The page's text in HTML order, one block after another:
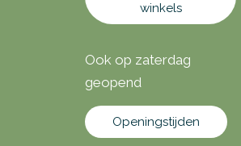
winkels
Ook op zaterdag
geopend
Openingstijden